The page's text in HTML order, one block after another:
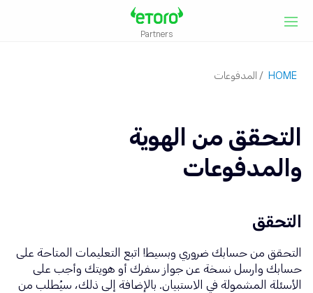
Partners
HOME
/ المدفوعات
التحقق من الهوية
والمدفوعات
التحقق
التحقق من حسابك ضروري وبسيط! اتبع التعليمات المتاحة على
حسابك وارسل نسخة عن جواز سفرك أو هويتك وأجب على
الأسئلة المشمولة في الاستبيان. بالإضافة إلى ذلك، سيُطلب من